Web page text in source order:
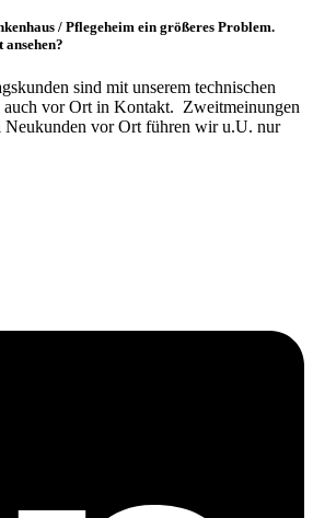
/ Pflegeheim ein größeres Problem.
sind mit unserem technischen
auch vor Ort in Kontakt. Zweitmeinungen
Neukunden vor Ort führen wir u.U. nur